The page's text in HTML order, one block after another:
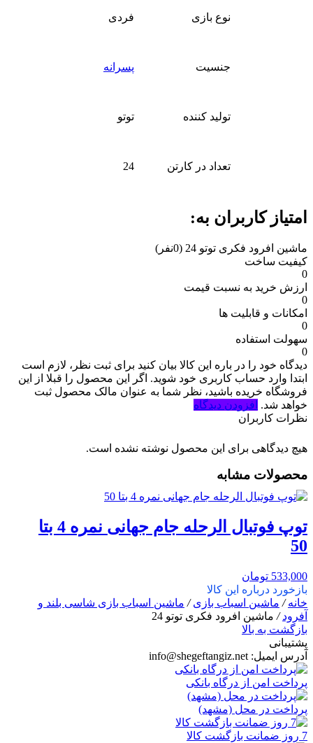
نوع بازی فردی
جنسیت پسرانه
تولید کننده توتو
تعداد در کارتن 24
امتیاز کاربران به:
ماشین افرود فکری توتو 24
(0نفر)
کیفیت ساخت
0
ارزش خرید به نسبت قیمت
0
امکانات و قابلیت ها
0
سهولت استفاده
0
دیدگاه خود را در باره این کالا بیان کنید برای ثبت نظر، لازم است
ابتدا وارد حساب کاربری خود شوید. اگر این محصول را قبلا از این
فروشگاه خریده باشید، نظر شما به عنوان مالک محصول ثبت
خواهد شد. افزودن دیدگاه
نظرات کاربران
هیچ دیدگاهی برای این محصول نوشته نشده است.
محصولات مشابه
توپ فوتبال الرحله جام جهانی نمره 4 بتا
50
533,000 تومان
بازخورد درباره این کالا
خانه/ ماشین اسباب بازی/ ماشین اسباب بازی شاسی بلند و
آفرود/ ماشین افرود فکری توتو 24
بازگشت به بالا
پشتیبانی
آدرس ایمیل: info@shegeftangiz.net
پرداخت امن از درگاه بانکی
پرداخت در محل (مشهد)
7 روز ضمانت بازگشت کالا